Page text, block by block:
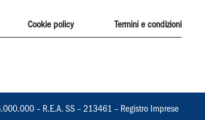
Cookie policy Termini e condizioni
– R.E.A. SS – 213461 – Registro Imprese